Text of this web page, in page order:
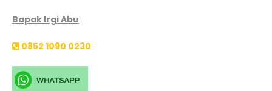
Bapak Irgi Abu
0852 1090 0230